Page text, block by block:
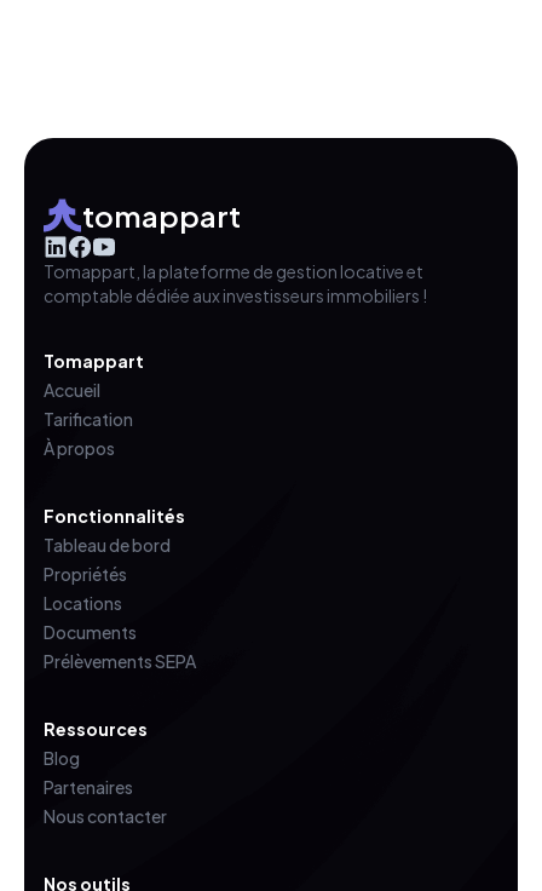
tomappart
Tomappart, la plateforme de gestion locative et
comptable dédiée aux investisseurs immobiliers !
Tomappart
Accueil
Tarification
À propos
Fonctionnalités
Tableau de bord
Propriétés
Locations
Documents
Prélèvements SEPA
Ressources
Blog
Partenaires
Nous contacter
Nos outils